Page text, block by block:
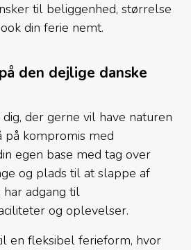
til beliggenhed, størrelse
din ferie nemt.
den dejlige danske
der gerne vil have naturen
kompromis med
egen base med tag over
og plads til at slappe af
har adgang til
og oplevelser.
en fleksibel ferieform, hvor